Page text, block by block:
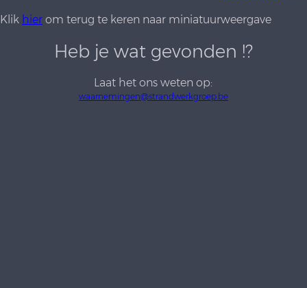
Klik hier om terug te keren naar miniatuurweergave
Heb je wat gevonden !?
Laat het ons weten op:
waarnemingen@strandwerkgroep.be